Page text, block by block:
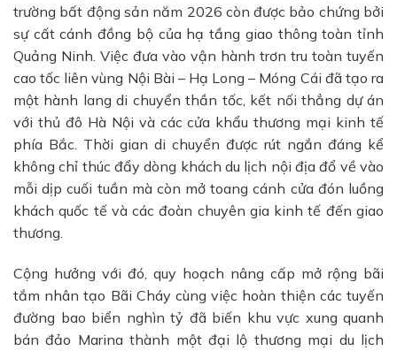
trường bất động sản năm 2026 còn được bảo chứng bởi
sự cất cánh đồng bộ của hạ tầng giao thông toàn tỉnh
Quảng Ninh. Việc đưa vào vận hành trơn tru toàn tuyến
cao tốc liên vùng Nội Bài – Hạ Long – Móng Cái đã tạo ra
một hành lang di chuyển thần tốc, kết nối thẳng dự án
với thủ đô Hà Nội và các cửa khẩu thương mại kinh tế
phía Bắc. Thời gian di chuyển được rút ngắn đáng kể
không chỉ thúc đẩy dòng khách du lịch nội địa đổ về vào
mỗi dịp cuối tuần mà còn mở toang cánh cửa đón luồng
khách quốc tế và các đoàn chuyên gia kinh tế đến giao
thương.
Cộng hưởng với đó, quy hoạch nâng cấp mở rộng bãi
tắm nhân tạo Bãi Cháy cùng việc hoàn thiện các tuyến
đường bao biển nghìn tỷ đã biến khu vực xung quanh
bán đảo Marina thành một đại lộ thương mại du lịch